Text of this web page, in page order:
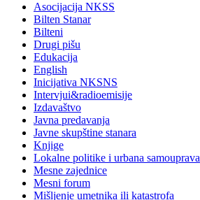
Asocijacija NKSS
Bilten Stanar
Bilteni
Drugi pišu
Edukacija
English
Inicijativa NKSNS
Intervjui&radioemisije
Izdavaštvo
Javna predavanja
Javne skupštine stanara
Knjige
Lokalne politike i urbana samouprava
Mesne zajednice
Mesni forum
Mišljenje umetnika ili katastrofa